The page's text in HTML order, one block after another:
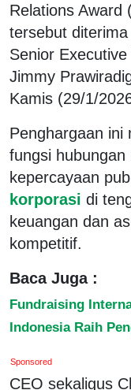
Relations Award
tersebut diterima
Senior
Jimmy
Kamis (29/1/
Penghargaan ini
fungsi
kepercayaan
korporasi di
keuangan dan
kompetitif.
Baca Juga :
Fundraising
Indonesia Raih
Sponsored
CEO sekaligus